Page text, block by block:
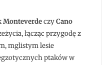
MonteverdeczyCano
łącząc przygodę z
mglistym lesie
ptaków w